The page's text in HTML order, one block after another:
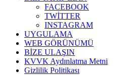
FACEBOOK
TWİTTER
INSTAGRAM
UYGULAMA
WEB GÖRÜNÜMÜ
BİZE ULAŞIN
KVVK Aydınlatma Metni
Gizlilik Politikası